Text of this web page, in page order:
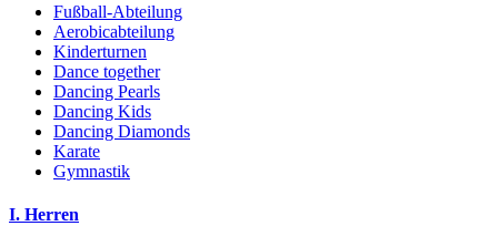
Fußball-Abteilung
Aerobicabteilung
Kinderturnen
Dance together
Dancing Pearls
Dancing Kids
Dancing Diamonds
Karate
Gymnastik
I. Herren